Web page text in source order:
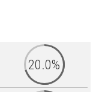
20.0%